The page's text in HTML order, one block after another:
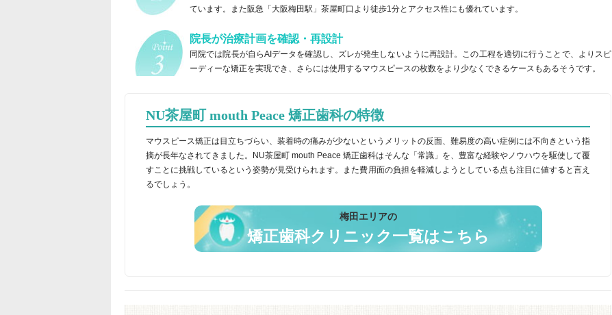
ています。また阪急「大阪梅田駅」茶屋町口より徒歩1分とアクセス性にも優れています。
院長が治療計画を確認・再設計
同院では院長が自らAIデータを確認し、ズレが発生しないように再設計。この工程を適切に行うことで、よりスピ
ーディーな矯正を実現でき、さらには使用するマウスピースの枚数をより少なくできるケースもあるそうです。
NU茶屋町 mouth Peace 矯正歯科の特徴
マウスピース矯正は目立ちづらい、装着時の痛みが少ないというメリットの反面、難易度の高い症例には不向きという指
摘が長年なされてきました。NU茶屋町 mouth Peace 矯正歯科はそんな「常識」を、豊富な経験やノウハウを駆使して覆
すことに挑戦しているという姿勢が見受けられます。また費用面の負担を軽減しようとしている点も注目に値すると言え
るでしょう。
梅田エリアの
矯正歯科クリニック一覧はこちら